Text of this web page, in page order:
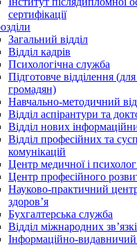
сертифікації
Загальний відділ
Відділ кадрів
Психологічна служба
Підготовче відділення
громадян)
Навчально-методичний
Відділ аспірантури та
Відділ нових
Відділ професійних та
комунікацій
Центр медичної і
Центр професійного
Науково-практичний
здоров’я
Бухгалтерська служба
Відділ міжнародних
Інформаційно-